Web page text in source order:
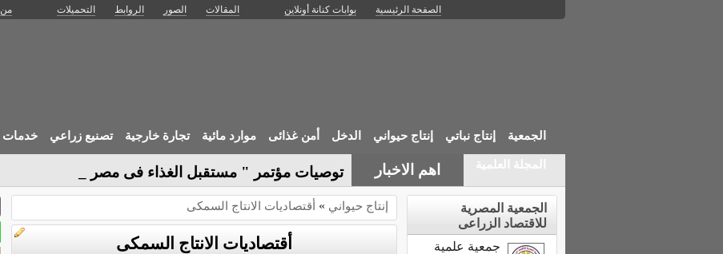
الصفحة الرئيسية بوابات كنانة أونلاين المقالات الصور الروابط التحميلات
الجمعية إنتاج نباتي إنتاج حيواني الدخل أمن غذائى موارد مائية تجارة خارجية تصنيع زراعي خدمات
المجلة العلمية اهم الاخبار توصيات مؤتمر " مستقبل الغذاء فى مصر ( الو-
إنتاج حيواني » أقتصاديات الانتاج السمكى
أقتصاديات الانتاج السمكى
الجمعية المصرية
للاقتصاد الزراعى
جمعية علمية